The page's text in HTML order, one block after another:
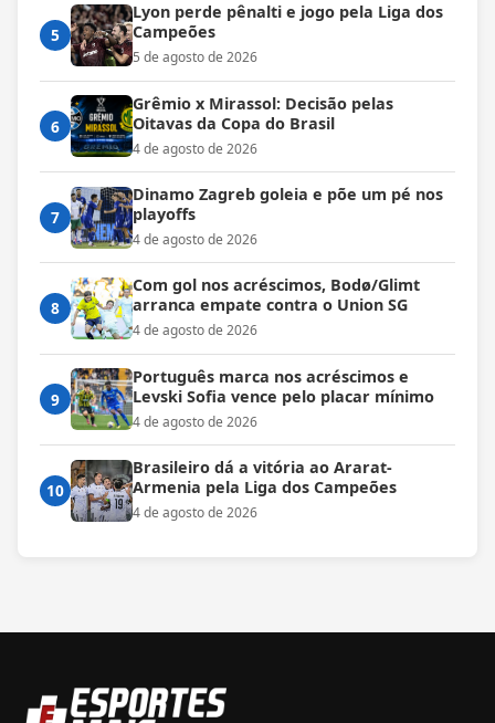
5
Lyon perde pênalti e jogo pela Liga dos
Campeões
5 de agosto de 2026
6
Grêmio x Mirassol: Decisão pelas
Oitavas da Copa do Brasil
4 de agosto de 2026
7
Dinamo Zagreb goleia e põe um pé nos
playoffs
4 de agosto de 2026
8
Com gol nos acréscimos, Bodø/Glimt
arranca empate contra o Union SG
4 de agosto de 2026
9
Português marca nos acréscimos e
Levski Sofia vence pelo placar mínimo
4 de agosto de 2026
10
Brasileiro dá a vitória ao Ararat-
Armenia pela Liga dos Campeões
4 de agosto de 2026